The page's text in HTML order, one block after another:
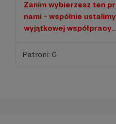
Zanim wybierzesz ten
nami - wspólnie
wyjątkowej
Patroni: 0